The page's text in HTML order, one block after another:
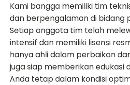
Kami bangga memiliki tim
dan berpengalaman di bidang
Setiap anggota tim telah
intensif dan memiliki lisensi
hanya ahli dalam perbaikan
juga siap memberikan edukasi
Anda tetap dalam kondisi